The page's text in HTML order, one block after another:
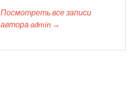
Посмотреть все записи
автора admin →